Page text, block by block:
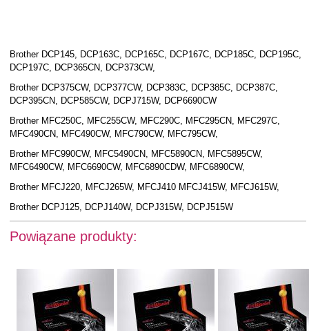
Brother DCP145, DCP163C, DCP165C, DCP167C, DCP185C, DCP195C,
DCP197C, DCP365CN, DCP373CW,
Brother DCP375CW, DCP377CW, DCP383C, DCP385C, DCP387C,
DCP395CN, DCP585CW, DCPJ715W, DCP6690CW
Brother MFC250C, MFC255CW, MFC290C, MFC295CN, MFC297C,
MFC490CN, MFC490CW, MFC790CW, MFC795CW,
Brother MFC990CW, MFC5490CN, MFC5890CN, MFC5895CW,
MFC6490CW, MFC6690CW, MFC6890CDW, MFC6890CW,
Brother MFCJ220, MFCJ265W, MFCJ410 MFCJ415W, MFCJ615W,
Brother DCPJ125, DCPJ140W, DCPJ315W, DCPJ515W
Powiązane produkty: